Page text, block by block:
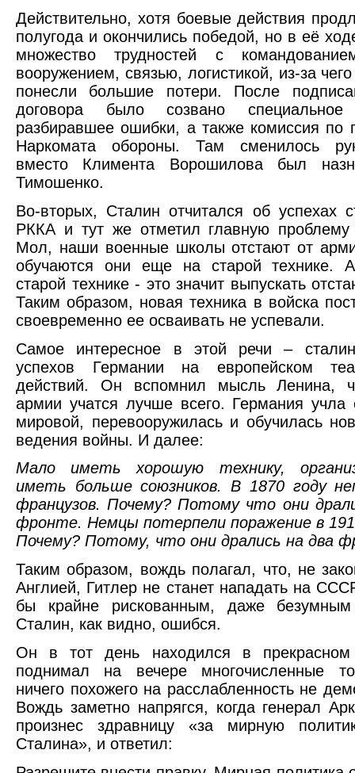
Действительно, хотя боевые действия
полугода и окончились победой, но в её
множество трудностей с
вооружением, связью, логистикой, из-за
понесли большие потери. После
договора было созвано специальное
разбиравшее ошибки, а также комиссия по
Наркомата обороны. Там сменилось
вместо Климента Ворошилова был
Тимошенко.
Во-вторых, Сталин отчитался об успехах
РККА и тут же отметил главную
Мол, наши военные школы отстают от
обучаются они еще на старой технике.
старой технике - это значит выпускать
Таким образом, новая техника в войска
своевременно ее осваивать не успевали.
Самое интересное в этой речи –
успехов Германии на европейском
действий. Он вспомнил мысль Ленина,
армии учатся лучше всего. Германия учла
мировой, перевооружилась и обучилась
ведения войны. И далее:
Мало иметь хорошую технику,
иметь больше союзников. В 1870 году
французов. Почему? Потому что они
фронте. Немцы потерпели поражение в
Почему? Потому, что они дрались на два
Таким образом, вождь полагал, что, не
Англией, Гитлер не станет нападать на
бы крайне рискованным, даже
Сталин, как видно, ошибся.
Он в тот день находился в прекрасном
поднимал на вечере многочисленные
ничего похожего на расслабленность не
Вождь заметно напрягся, когда генерал
произнес здравницу «за мирную
Сталина», и ответил: